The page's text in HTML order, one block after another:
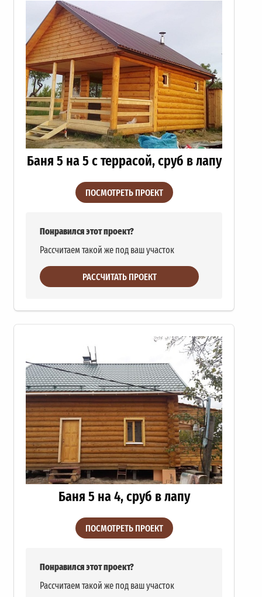
Баня 5 на 5 с террасой, сруб в лапу
ПОСМОТРЕТЬ ПРОЕКТ
Понравился этот проект?
Рассчитаем такой же под ваш участок
РАССЧИТАТЬ ПРОЕКТ
Баня 5 на 4, сруб в лапу
ПОСМОТРЕТЬ ПРОЕКТ
Понравился этот проект?
Рассчитаем такой же под ваш участок